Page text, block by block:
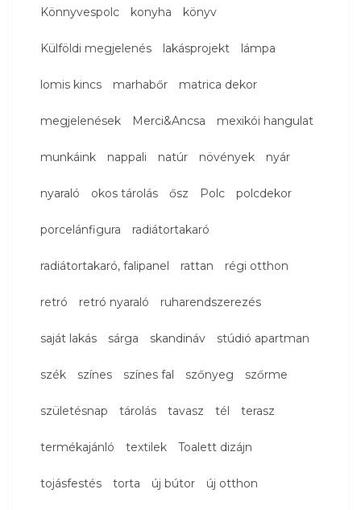
Könnyvespolc konyha könyv
Külföldi megjelenés lakásprojekt lámpa
lomis kincs marhabőr matrica dekor
megjelenések Merci&Ancsa mexikói hangulat
munkáink nappali natúr növények nyár
nyaraló okos tárolás ősz Polc polcdekor
porcelánfigura radiátortakaró
radiátortakaró, falipanel rattan régi otthon
retró retró nyaraló ruharendszerezés
saját lakás sárga skandináv stúdió apartman
szék színes színes fal szőnyeg szőrme
születésnap tárolás tavasz tél terasz
termékajánló textilek Toalett dizájn
tojásfestés torta új bútor új otthon